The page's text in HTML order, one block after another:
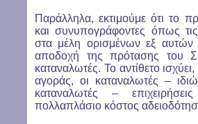
Παράλληλα, εκτιμούμε ότι το
και συνυπογράφοντες όπως
στα μέλη ορισμένων εξ
αποδοχή της πρότασης του
καταναλωτές. Το αντίθετο
αγοράς, οι καταναλωτές –
καταναλωτές –
πολλαπλάσιο κόστος